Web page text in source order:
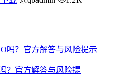
？官方解答与风险提